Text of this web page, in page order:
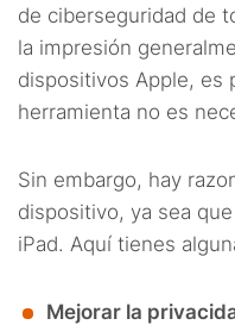
de ciberseguridad de
la impresión
dispositivos Apple, es
herramienta no es
Sin embargo, hay
dispositivo, ya sea
iPad. Aquí tienes
Mejorar la